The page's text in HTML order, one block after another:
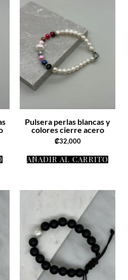
Pulsera perlas blancas y
colores cierre acero
₡32,000
AÑADIR AL CARRITO